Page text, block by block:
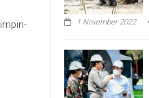
1 November 2022